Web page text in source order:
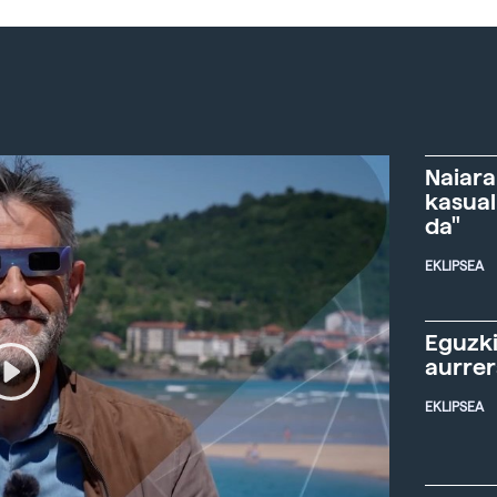
da"
EKLIPSEA
EKLIPSEA